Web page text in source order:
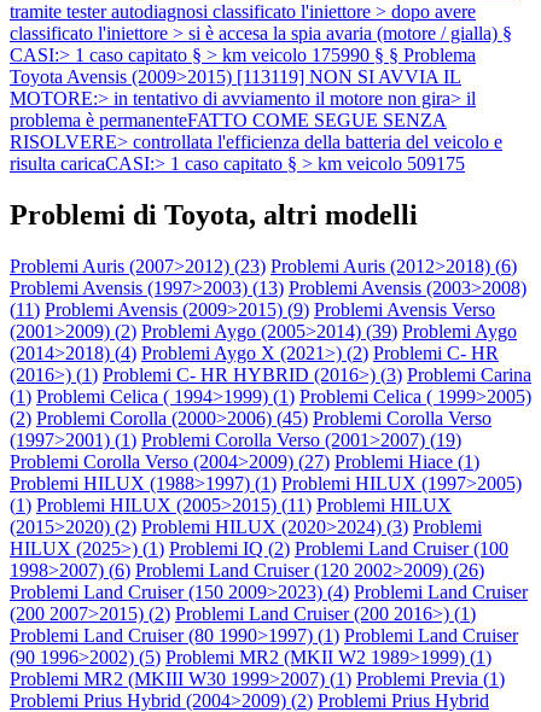
tramite tester autodiagnosi classificato l'iniettore > dopo avere
classificato l'iniettore > si è accesa la spia avaria (motore / gialla) §
CASI:> 1 caso capitato § > km veicolo 175990 § § Problema
Toyota Avensis (2009>2015) [113119] NON SI AVVIA IL
MOTORE:> in tentativo di avviamento il motore non gira> il
problema è permanenteFATTO COME SEGUE SENZA
RISOLVERE> controllata l'efficienza della batteria del veicolo e
risulta caricaCASI:> 1 caso capitato § > km veicolo 509175
Problemi di Toyota, altri modelli
Problemi Auris (2007>2012) (23) Problemi Auris (2012>2018) (6)
Problemi Avensis (1997>2003) (13) Problemi Avensis (2003>2008)
(11) Problemi Avensis (2009>2015) (9) Problemi Avensis Verso
(2001>2009) (2) Problemi Aygo (2005>2014) (39) Problemi Aygo
(2014>2018) (4) Problemi Aygo X (2021>) (2) Problemi C- HR
(2016>) (1) Problemi C- HR HYBRID (2016>) (3) Problemi Carina
(1) Problemi Celica ( 1994>1999) (1) Problemi Celica ( 1999>2005)
(2) Problemi Corolla (2000>2006) (45) Problemi Corolla Verso
(1997>2001) (1) Problemi Corolla Verso (2001>2007) (19)
Problemi Corolla Verso (2004>2009) (27) Problemi Hiace (1)
Problemi HILUX (1988>1997) (1) Problemi HILUX (1997>2005)
(1) Problemi HILUX (2005>2015) (11) Problemi HILUX
(2015>2020) (2) Problemi HILUX (2020>2024) (3) Problemi
HILUX (2025>) (1) Problemi IQ (2) Problemi Land Cruiser (100
1998>2007) (6) Problemi Land Cruiser (120 2002>2009) (26)
Problemi Land Cruiser (150 2009>2023) (4) Problemi Land Cruiser
(200 2007>2015) (2) Problemi Land Cruiser (200 2016>) (1)
Problemi Land Cruiser (80 1990>1997) (1) Problemi Land Cruiser
(90 1996>2002) (5) Problemi MR2 (MKII W2 1989>1999) (1)
Problemi MR2 (MKIII W30 1999>2007) (1) Problemi Previa (1)
Problemi Prius Hybrid (2004>2009) (2) Problemi Prius Hybrid